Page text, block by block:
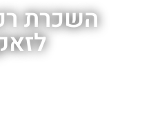
השכרת